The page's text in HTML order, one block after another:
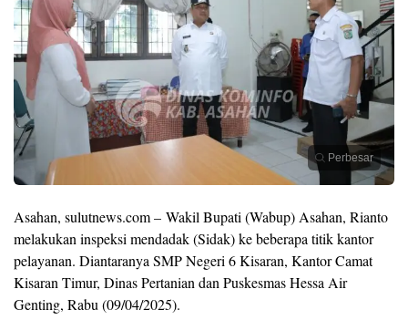
Perbesar
Asahan, sulutnews.com – Wakil Bupati (Wabup) Asahan, Rianto
melakukan inspeksi mendadak (Sidak) ke beberapa titik kantor
pelayanan. Diantaranya SMP Negeri 6 Kisaran, Kantor Camat
Kisaran Timur, Dinas Pertanian dan Puskesmas Hessa Air
Genting, Rabu (09/04/2025).